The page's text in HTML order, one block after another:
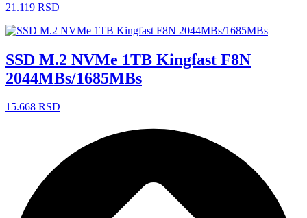
21.119 RSD
SSD M.2 NVMe 1TB Kingfast F8N
2044MBs/1685MBs
15.668 RSD